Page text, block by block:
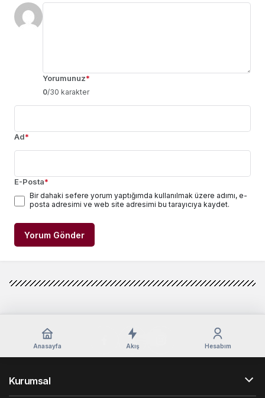
Yorumunuz*
0/30 karakter
Ad*
E-Posta*
Bir dahaki sefere yorum yaptığımda kullanılmak üzere adımı, e-
posta adresimi ve web site adresimi bu tarayıcıya kaydet.
Yorum Gönder
Anasayfa Akış Hesabım
Kurumsal